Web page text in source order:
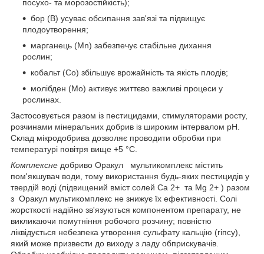
посухо- та морозостійкість);
бор (B) усуває обсипання зав'язі та підвищує
плодоутворення;
марганець (Mn) забезпечує стабільне дихання
рослин;
кобальт (Co) збільшує врожайність та якість плодів;
молібден (Mo) активує життєво важливі процеси у
рослинах.
Застосовується разом із пестицидами, стимуляторами росту,
розчинами мінеральних добрив із широким інтервалом рН.
Склад мікродобрива дозволяє проводити обробки при
температурі повітря вище +5 °С.
Комплексне добриво Оракул
мультикомплекс містить
пом'якшувач води, тому використання будь-яких пестицидів у
твердій воді (підвищений вміст солей Ca 2+ та Mg 2+ ) разом
з Оракул мультикомплекс не знижує їх ефективності. Солі
жорсткості надійно зв'язуються компонентом препарату, не
викликаючи помутніння робочого розчину; повністю
ліквідується небезпека утворення сульфату кальцію (гіпсу),
який може призвести до виходу з ладу обприскувачів.